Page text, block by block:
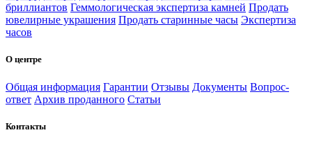
бриллиантов Геммологическая экспертиза камней Продать
ювелирные украшения Продать старинные часы Экспертиза
часов
О центре
Общая информация Гарантии Отзывы Документы Вопрос-
ответ Архив проданного Статьи
Контакты